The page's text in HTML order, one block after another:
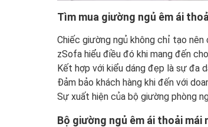
Tìm mua giường ngủ êm ái
Chiếc giường ngủ không chỉ tạo
zSofa hiểu điều đó khi mang đến
Kết hợp với kiểu dáng đẹp là sự đa
Đảm bảo khách hàng khi đến với
Sự xuất hiện của bộ giường phòng
Bộ giường ngủ êm ái thoải mái